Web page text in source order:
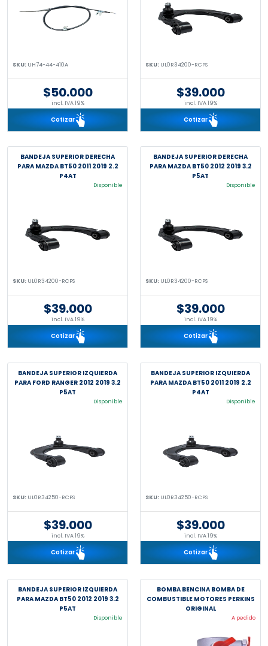
SKU: UH74-44-410A
$50.000
incl. IVA 19%
Cotizar
SKU: UL0R34200-RCPS
$39.000
incl. IVA 19%
Cotizar
BANDEJA SUPERIOR DERECHA
PARA MAZDA BT50 2011 2019 2.2
P4AT
Disponible
SKU: UL0R34200-RCPS
$39.000
incl. IVA 19%
Cotizar
BANDEJA SUPERIOR DERECHA
PARA MAZDA BT50 2012 2019 3.2
P5AT
Disponible
SKU: UL0R34200-RCPS
$39.000
incl. IVA 19%
Cotizar
BANDEJA SUPERIOR IZQUIERDA
PARA FORD RANGER 2012 2019 3.2
P5AT
Disponible
SKU: UL0R34250-RCPS
$39.000
incl. IVA 19%
Cotizar
BANDEJA SUPERIOR IZQUIERDA
PARA MAZDA BT50 2011 2019 2.2
P4AT
Disponible
SKU: UL0R34250-RCPS
$39.000
incl. IVA 19%
Cotizar
BANDEJA SUPERIOR IZQUIERDA
PARA MAZDA BT50 2012 2019 3.2
P5AT
Disponible
BOMBA BENCINA BOMBA DE
COMBUSTIBLE MOTORES PERKINS
ORIGINAL
A pedido